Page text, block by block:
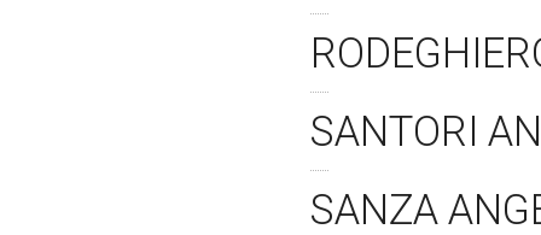
SANTORI
SANZA